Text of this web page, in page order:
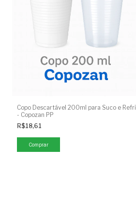
Copo Descartável 200ml para Suco e Refri
- Copozan PP
R$18,61
Comprar